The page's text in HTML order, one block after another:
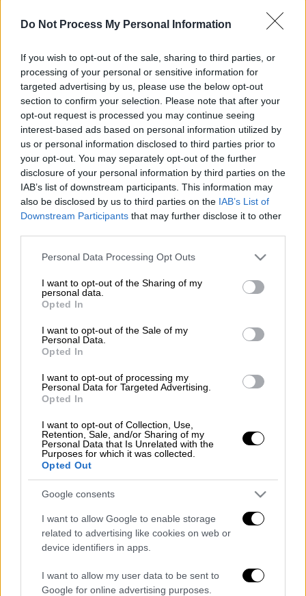
Do Not Process My Personal Information
If you wish to opt-out of the sale, sharing to third parties, or
processing of your personal or sensitive information for
targeted advertising by us, please use the below opt-out
section to confirm your selection. Please note that after your
opt-out request is processed you may continue seeing
interest-based ads based on personal information utilized by
us or personal information disclosed to third parties prior to
your opt-out. You may separately opt-out of the further
disclosure of your personal information by third parties on the
IAB’s list of downstream participants. This information may
also be disclosed by us to third parties on the IAB’s List of
Downstream Participants that may further disclose it to other
Please note that this website/app uses one or more Google
not limited to your visit or usage behaviour. You may click to
grant or deny consent to Google and its third-party tags to
use your data for below specified purposes in below Google
consent section.
Personal Data Processing Opt Outs
I want to opt-out of the Sharing of my
personal data.
Opted In
I want to opt-out of the Sale of my
Personal Data.
Opted In
I want to opt-out of processing my
Personal Data for Targeted Advertising.
Opted In
I want to opt-out of Collection, Use,
Retention, Sale, and/or Sharing of my
Personal Data that Is Unrelated with the
Purposes for which it was collected.
Opted Out
Google consents
I want to allow Google to enable storage
related to advertising like cookies on web or
device identifiers in apps.
I want to allow my user data to be sent to
Google for online advertising purposes.
Προσθέστε το ΕΘΝΟΣ στη Google
Δεν τα κατάφερε οφίλαθλοςτηςΑΕΚ που
έπαθε ανακοπή χθες Κυριακή, Κυριακή
στοΟΡΑΡ Arenaενώ παρακολουθούσε την
αναμέτρηση ΑΕΚ-Παναθηναϊκός.
Περίπου δύο ώρες πριν την έναρξη του
μεγάλου ντέρμπι στην Νέα Φιλαδέλφεια
ένας άτυχος φίλαθλος της Ένωσης έχασε τις
αισθήσεις του, με την Original αλλά και τα
γιατρός στη Θύρα 26.
Η ανταπόκριση ήταν άμεση και 7 διασώστες
να φτάνουν στο σημείο, κάνοντας μαλάξεις
και ΚΑΡΠΑ στον άντρα με στόχο να τον
επαναφέρουν, σύμφωνα με το sdna.
Λίγη ώρα αργότερα, τον πήρανε με φορείο
και τον οδήγησαν εκτός γηπέδου.
Ο 57χρονος μεταφέρθηκε στο Νοσοκομείο
Αγία Όλγα όπου και διασωληνώθηκε, ωστόσο
οι γιατροί δεν μπόρεσαν να τον
επαναφέρουν και κατέληξε.
ΟΛΕΣ ΟΙ ΕΙΔΗΣΕΙΣ
Ελλείψεις φαρμάκων: Δημοσιεύεται
άμεσα η λίστα με τα σκευάσματα
αντικατάστασης – Οι οδηγίες του
υπουργείου Υγείας